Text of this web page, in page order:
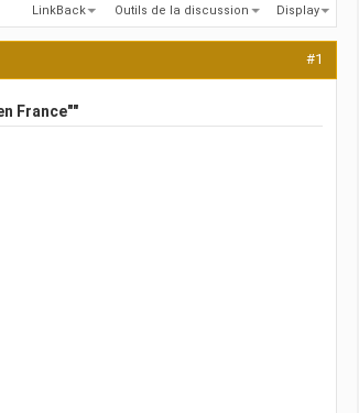
LinkBack Outils de la discussion Display
#1
France""